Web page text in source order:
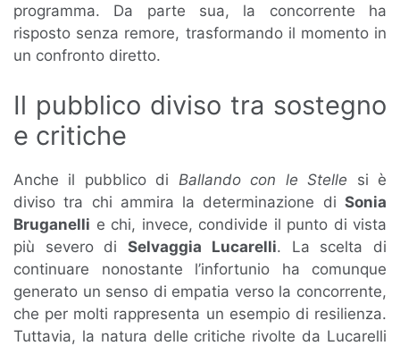
programma. Da parte sua, la concorrente ha
risposto senza remore, trasformando il momento in
un confronto diretto.
Il pubblico diviso tra sostegno
e critiche
Anche il pubblico di Ballando con le Stelle si è
diviso tra chi ammira la determinazione di Sonia
Bruganelli e chi, invece, condivide il punto di vista
più severo diSelvaggia Lucarelli. La scelta di
continuare nonostante l’infortunio ha comunque
generato un senso di empatia verso la concorrente,
che per molti rappresenta un esempio di resilienza.
Tuttavia, la natura delle critiche rivolte da Lucarelli